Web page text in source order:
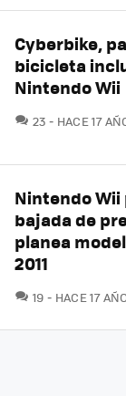
Cyberbike,
bicicleta
Nintendo Wii
23 HACE 17
Nintendo
bajada de
planea
2011
19 HACE 17